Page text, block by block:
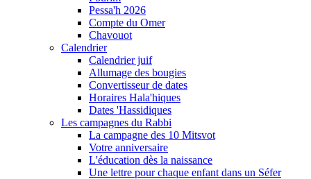
Pessa'h 2026
Compte du Omer
Chavouot
Calendrier
Calendrier juif
Allumage des bougies
Convertisseur de dates
Horaires Hala'hiques
Dates 'Hassidiques
Les campagnes du Rabbi
La campagne des 10 Mitsvot
Votre anniversaire
L'éducation dès la naissance
Une lettre pour chaque enfant dans un Séfer